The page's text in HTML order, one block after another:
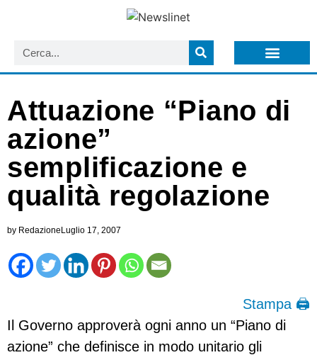
Attuazione “Piano di
azione”
semplificazione e
qualità regolazione
by RedazioneLuglio 17, 2007
Stampa 🖨
Il Governo approverà ogni anno un “Piano di
azione” che definisce in modo unitario gli